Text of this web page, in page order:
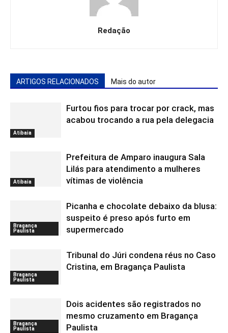
Redação
ARTIGOS RELACIONADOS Mais do autor
Atibaia
Furtou fios para trocar por crack, mas
acabou trocando a rua pela delegacia
Atibaia
Prefeitura de Amparo inaugura Sala
Lilás para atendimento a mulheres
vítimas de violência
Bragança
Paulista
Picanha e chocolate debaixo da blusa:
suspeito é preso após furto em
supermercado
Bragança
Paulista
Tribunal do Júri condena réus no Caso
Cristina, em Bragança Paulista
Bragança
Paulista
Dois acidentes são registrados no
mesmo cruzamento em Bragança
Paulista